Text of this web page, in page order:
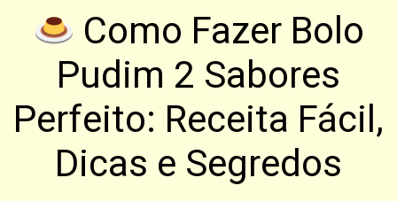
Como Fazer Bolo
Pudim 2 Sabores
Perfeito: Receita Fácil,
Dicas e Segredos